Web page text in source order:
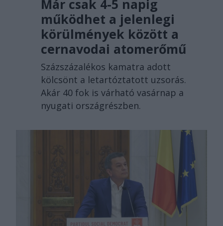
Már csak 4-5 napig
működhet a jelenlegi
körülmények között a
cernavodai atomerőmű
Százszázalékos kamatra adott
kölcsönt a letartóztatott uzsorás.
Akár 40 fok is várható vasárnap a
nyugati országrészben.